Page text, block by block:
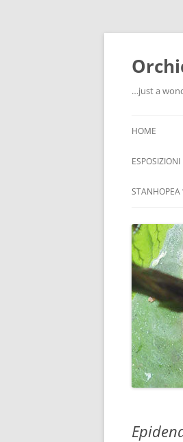
…just a
HOME
INFO
LA SERRA
ESPOSIZIONI
STANHOPEA